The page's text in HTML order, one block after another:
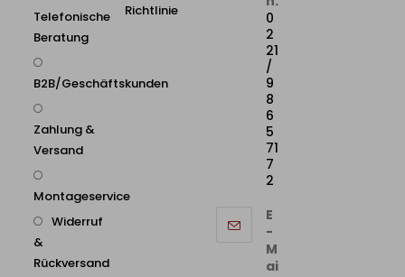
Telefonische
Beratung
B2B/Geschäftskunden
Zahlung &
Versand
Montageservice
Widerruf
&
Rückversand
Richtlinie
0
2
21
/
9
8
6
5
71
7
2
E
-
M
ai